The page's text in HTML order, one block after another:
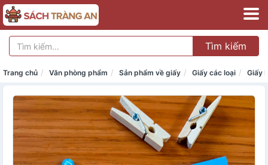
Tìm kiếm
Trang chủ Văn phòng phẩm Sản phẩm về giấy Giấy các loại Giấy